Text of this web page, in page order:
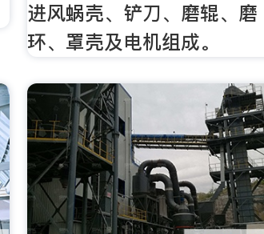
进风蜗壳、铲刀、磨辊、磨
环、罩壳及电机组成。